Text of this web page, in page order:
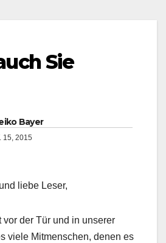
Sie
Bayer
15, 2015
liebe Leser,
der Tür und in unserer
viele Mitmenschen, denen es